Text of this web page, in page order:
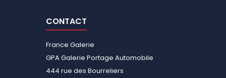
CONTACT
France Galerie
GPA Galerie Portage Automobile
444 rue des Bourreliers